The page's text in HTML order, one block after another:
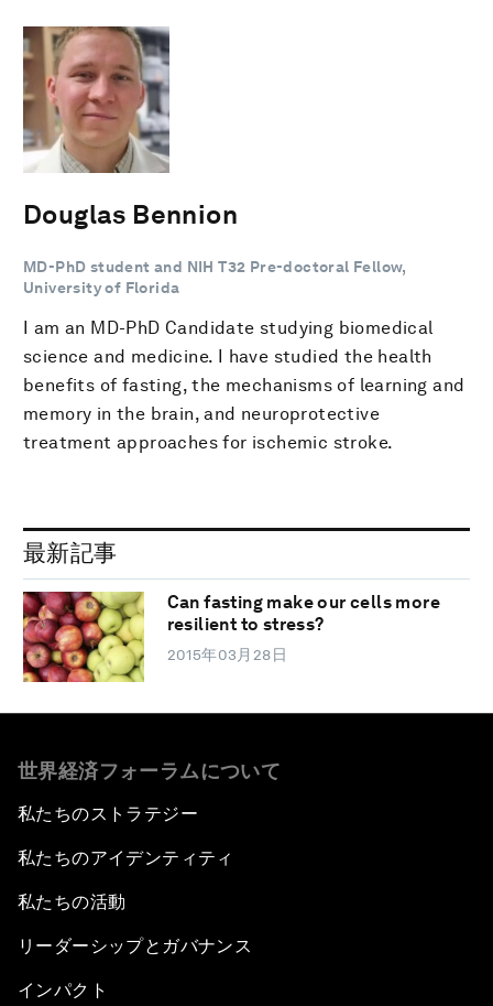
Douglas Bennion
MD-PhD student and NIH T32 Pre-doctoral Fellow,
University of Florida
I am an MD-PhD Candidate studying biomedical
science and medicine. I have studied the health
benefits of fasting, the mechanisms of learning and
memory in the brain, and neuroprotective
treatment approaches for ischemic stroke.
最新記事
Can fasting make our cells more
resilient to stress?
2015年03月28日
世界経済フォーラムについて
私たちのストラテジー
私たちのアイデンティティ
私たちの活動
リーダーシップとガバナンス
インパクト